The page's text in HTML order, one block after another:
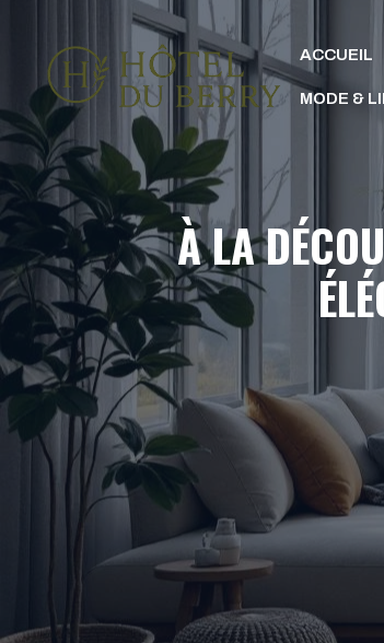
contenu
ACCUEIL
MODE &
À LA